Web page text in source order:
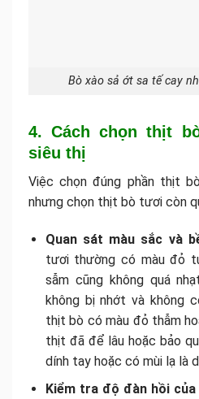
Bò xào sả ớt sa tế cay
4. Cách chọn thịt
siêu thị
Việc chọn đúng phần thịt
nhưng chọn thịt bò tươi còn
Quan sát màu sắc và
tươi thường có màu đỏ
sẫm cũng không quá
không bị nhớt và không
thịt bò có màu đỏ thẫm
thịt đã để lâu hoặc bảo
dính tay hoặc có mùi lạ là
Kiểm tra độ đàn hồi